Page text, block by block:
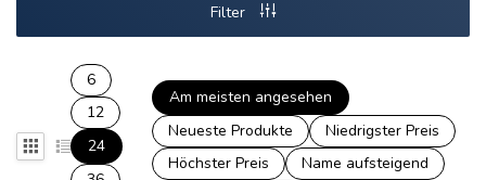
Filter
6
12
24
Am meisten angesehen
Neueste Produkte
Niedrigster Preis
Höchster Preis
Name aufsteigend